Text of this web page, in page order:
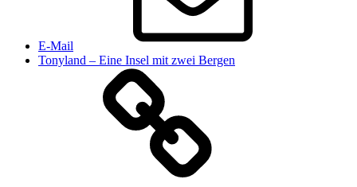
E-Mail
Tonyland – Eine Insel mit zwei Bergen